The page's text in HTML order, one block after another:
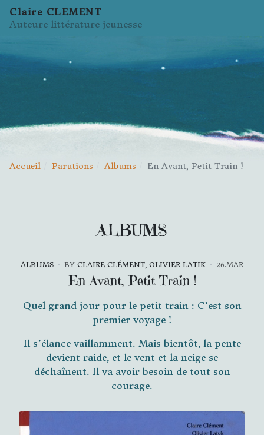
Claire CLEMENT
Auteure littérature jeunesse
Accueil Parutions Albums En Avant, Petit Train !
ALBUMS
ALBUMS BY CLAIRE CLÉMENT, OLIVIER LATIK 26.MAR
En Avant, Petit Train !
Quel grand jour pour le petit train : C’est son
premier voyage !
Il s’élance vaillamment. Mais bientôt, la pente
devient raide, et le vent et la neige se
déchaînent. Il va avoir besoin de tout son
courage.